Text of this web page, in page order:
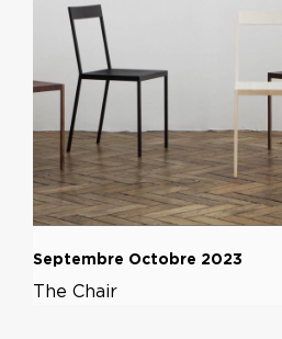
Septembre Octobre 2023
The Chair